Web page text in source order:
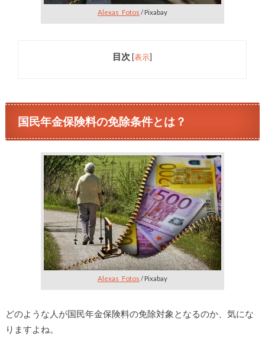
Alexas_Fotos / Pixabay
目次 [表示]
国民年金保険料の免除条件とは？
Alexas_Fotos / Pixabay
どのような人が国民年金保険料の免除対象となるのか、気にな
りますよね。